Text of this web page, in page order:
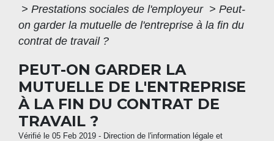
> Prestations sociales de l'employeur > Peut-
on garder la mutuelle de l'entreprise à la fin du
contrat de travail ?
PEUT-ON GARDER LA
MUTUELLE DE L'ENTREPRISE
À LA FIN DU CONTRAT DE
TRAVAIL ?
Vérifié le 05 Feb 2019 - Direction de l'information légale et